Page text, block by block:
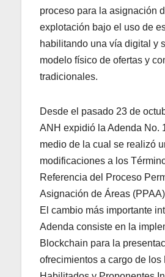
proceso para la asignación
explotación bajo el uso de
habilitando una vía digital y
modelo físico de ofertas y
tradicionales.
Desde el pasado 23 de
ANH expidió la Adenda No.
medio de la cual se realizó
modificaciones a los
Referencia del Proceso
Asignación de Áreas
El cambio más importante
Adenda consiste en la
Blockchain para la
ofrecimientos a cargo de los